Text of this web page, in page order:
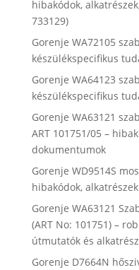
hibakódok,
733129)
Gorenje WA72105
készülékspecifikus
Gorenje WA64123
készülékspecifikus
Gorenje WA63121
ART 101751/05 –
dokumentumok
Gorenje WD9514S
hibakódok,
Gorenje WA63121
(ART No: 101751) –
útmutatók és
Gorenje D7664N